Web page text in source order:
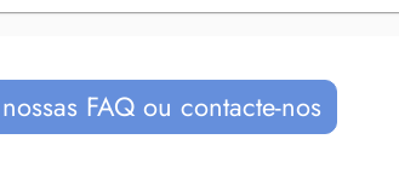
FAQ ou contacte-nos